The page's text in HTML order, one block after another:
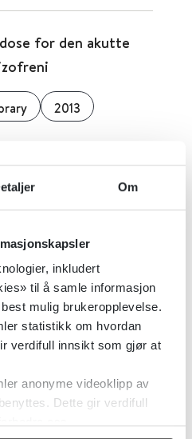
Om
inkludert
til å samle informasjon
mulig brukeropplevelse.
statistikk om hvordan
verdifull innsikt som gjør at
anonyme videoklipp av
Dette gir verdifull
for den akutte
2013
Norsk Helseinformatikk (NHI)
Infant
Examination (HINE)